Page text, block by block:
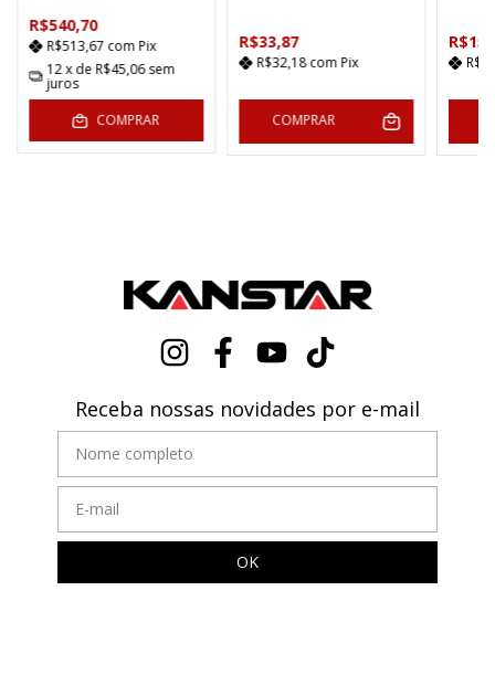
R$540,70
R$513,67 com Pix
12x de R$45,06 sem
juros
COMPRAR
R$33,87
R$32,18com Pix
COMPRAR
Receba nossas novidades por e-mail